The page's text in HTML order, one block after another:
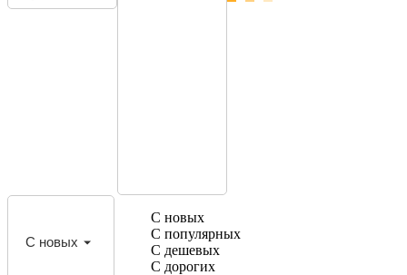
С новых
С новых
С популярных
С дешевых
С дорогих